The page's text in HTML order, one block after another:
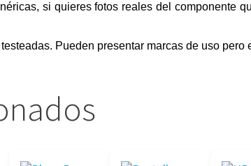
si quieres fotos reales del componente
Pueden presentar marcas de uso pero